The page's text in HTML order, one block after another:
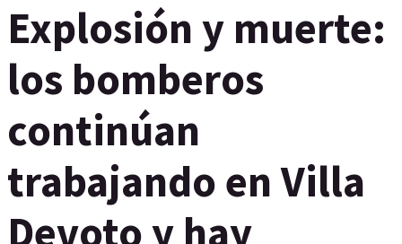
Explosión y muerte:
los bomberos
continúan
trabajando en Villa
Devoto y hay